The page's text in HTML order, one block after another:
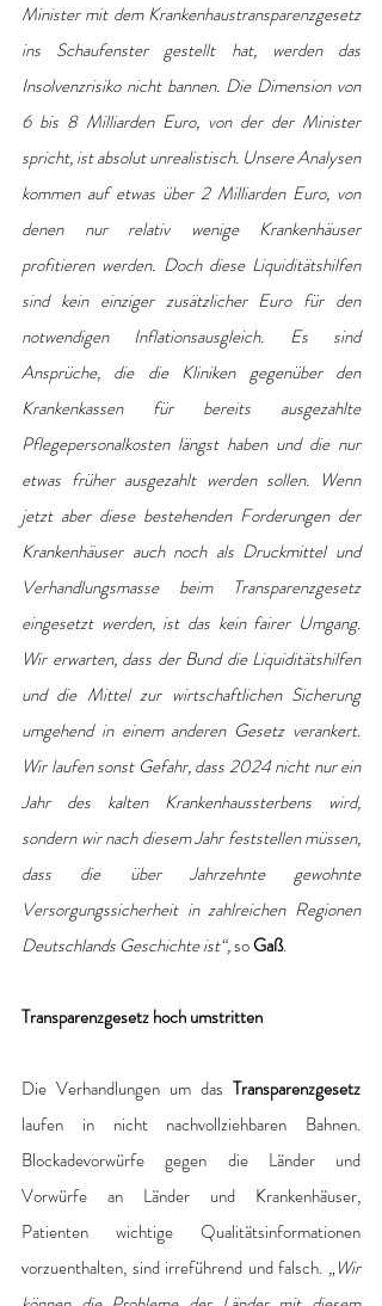
Minister mit dem Krankenhaustransparenzgesetz
ins Schaufenster gestellt hat, werden das
Insolvenzrisiko nicht bannen. Die Dimension von
6 bis 8 Milliarden Euro, von der der Minister
spricht, ist absolut unrealistisch. Unsere Analysen
kommen auf etwas über 2 Milliarden Euro, von
denen nur relativ wenige Krankenhäuser
profitieren werden. Doch diese Liquiditätshilfen
sind kein einziger zusätzlicher Euro für den
notwendigen Inflationsausgleich. Es sind
Ansprüche, die die Kliniken gegenüber den
Krankenkassen für bereits ausgezahlte
Pflegepersonalkosten längst haben und die nur
etwas früher ausgezahlt werden sollen. Wenn
jetzt aber diese bestehenden Forderungen der
Krankenhäuser auch noch als Druckmittel und
Verhandlungsmasse beim Transparenzgesetz
eingesetzt werden, ist das kein fairer Umgang.
Wir erwarten, dass der Bund die Liquiditätshilfen
und die Mittel zur wirtschaftlichen Sicherung
umgehend in einem anderen Gesetz verankert.
Wir laufen sonst Gefahr, dass 2024 nicht nur ein
Jahr des kalten Krankenhaussterbens wird,
sondern wir nach diesem Jahr feststellen müssen,
dass die über Jahrzehnte gewohnte
Versorgungssicherheit in zahlreichen Regionen
Deutschlands Geschichte ist“, so Gaß.
Transparenzgesetz hoch umstritten
Die Verhandlungen um das Transparenzgesetz
laufen in nicht nachvollziehbaren Bahnen.
Blockadevorwürfe gegen die Länder und
Vorwürfe an Länder und Krankenhäuser,
Patienten wichtige Qualitätsinformationen
vorzuenthalten, sind irreführend und falsch. „Wir